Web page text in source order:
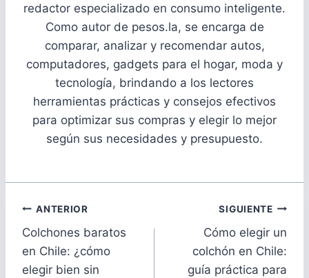
redactor especializado en consumo inteligente.
Como autor de pesos.la, se encarga de
comparar, analizar y recomendar autos,
computadores, gadgets para el hogar, moda y
tecnología, brindando a los lectores
herramientas prácticas y consejos efectivos
para optimizar sus compras y elegir lo mejor
según sus necesidades y presupuesto.
Navegación
de
entradas
ANTERIOR
Colchones baratos
en Chile: ¿cómo
elegir bien sin
SIGUIENTE
Cómo elegir un
colchón en Chile:
guía práctica para